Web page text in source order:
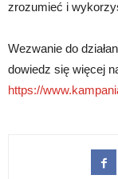
zrozumieć i
Wezwanie do
dowiedz się więcej
https://